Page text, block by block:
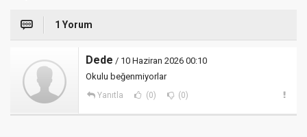
1 Yorum
Dede / 10 Haziran 2026 00:10
Okulu beğenmiyorlar
Yanıtla (0) (0)